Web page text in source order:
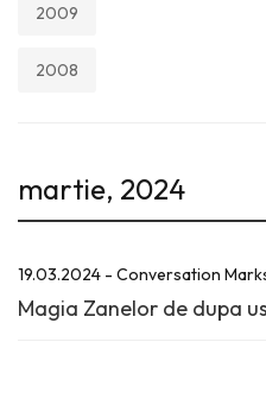
2009
2008
martie, 2024
19.03.2024 - Conversation
Magia Zanelor de dupa